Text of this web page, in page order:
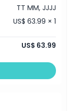
TT MM, JJJJ
US$ 63.99 × 1
US$ 63.99